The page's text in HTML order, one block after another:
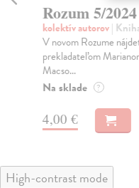
Rozum 5/2024
kolektív autorov|
V novom Rozume
prekladateľom
Macso...
Na sklade ?
4,00 €
High-contrast mode